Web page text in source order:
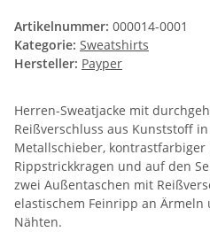
Artikelnummer: 000014-0001
Kategorie: Sweatshirts
Hersteller: Payper
Herren-Sweatjacke mit
Reißverschluss aus Kunststoff
Metallschieber, kontrastfarbiger
Rippstrickkragen und auf den
zwei Außentaschen mit
elastischem Feinripp an Ärmeln
Nähten.